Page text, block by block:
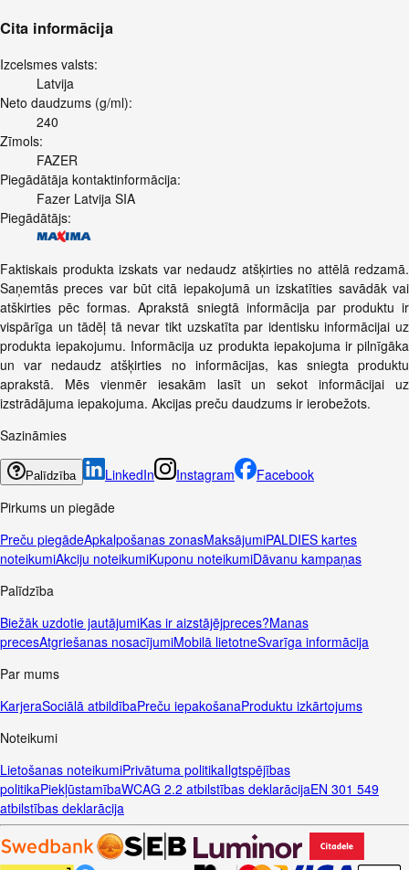
Cita informācija
Izcelsmes valsts:
Latvija
Neto daudzums (g/ml):
240
Zīmols:
FAZER
Piegādātāja kontaktinformācija:
Fazer Latvija SIA
Piegādātājs:
Faktiskais produkta izskats var nedaudz atšķirties no attēlā redzamā.
Saņemtās preces var būt citā iepakojumā un izskatīties savādāk vai
atškirties pēc formas. Aprakstā sniegtā informācija par produktu ir
vispārīga un tādēļ tā nevar tikt uzskatīta par identisku informācijai uz
produkta iepakojumu. Informācija uz produkta iepakojuma ir pilnīgāka
un var nedaudz atšķirties no informācijas, kas sniegta produktu
aprakstā. Mēs vienmēr iesakām lasīt un sekot informācijai uz
izstrādājuma iepakojuma. Akcijas preču daudzums ir ierobežots.
Sazināmies
Palīdzība LinkedIn Instagram
Facebook
Pirkums un piegāde
Preču piegādeApkalpošanas zonasMaksājumiPALDIES kartes
noteikumiAkciju noteikumiKuponu noteikumiDāvanu kampaņas
Palīdzība
Biežāk uzdotie jautājumiKas ir aizstājējpreces?Manas
precesAtgriešanas nosacījumiMobilā lietotneSvarīga informācija
Par mums
KarjeraSociālā atbildībaPreču iepakošanaProduktu izkārtojums
Noteikumi
Lietošanas noteikumiPrivātuma politikaIlgtspējības
politikaPiekļūstamībaWCAG 2.2 atbilstības deklarācijaEN 301 549
atbilstības deklarācija